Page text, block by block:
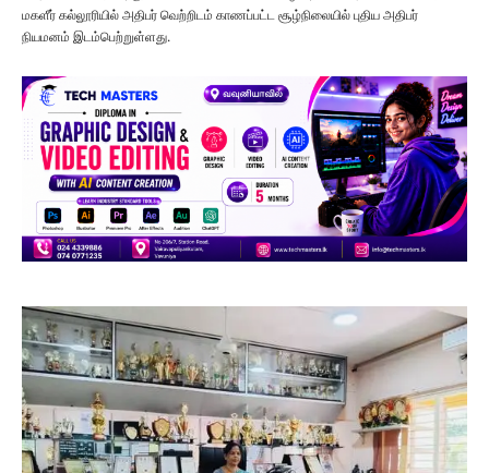
மகளீர் கல்லூரியில் அதிபர் வெற்றிடம் காணப்பட்ட சூழ்நிலையில் புதிய அதிபர்
நியமனம் இடம்பெற்றுள்ளது.